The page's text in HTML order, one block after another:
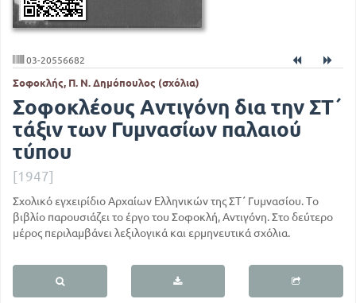
03-20556682
Σοφοκλής, Π. Ν. Δημόπουλος (σχόλια)
Σοφοκλέους Αντιγόνη δια την ΣΤ΄
τάξιν των Γυμνασίων παλαιού
τύπου
[1947]
Σχολικό εγχειρίδιο Αρχαίων Ελληνικών της ΣΤ΄ Γυμνασίου. Το
βιβλίο παρουσιάζει το έργο του Σοφοκλή, Αντιγόνη. Στο δεύτερο
μέρος περιλαμβάνει λεξιλογικά και ερμηνευτικά σχόλια.